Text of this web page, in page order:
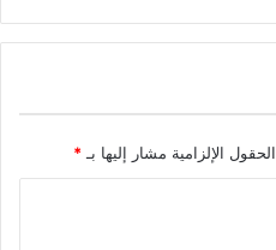
الحقول الإلزامية مشار إليها بـ*